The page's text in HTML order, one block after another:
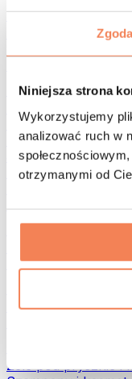
Zgoda
Niniejsza strona
Wykorzystujemy
analizować ruch w
otrzymanymi od
Torby i plecaki
Torby na żywność i
Akcesoria
Bieganie
Sporty walki
Kolarstwo
Joga i pilates
Terapia zimnem
Trekking
Filtry i dzbanki do
Środki do prania
Żele pod prysznic i